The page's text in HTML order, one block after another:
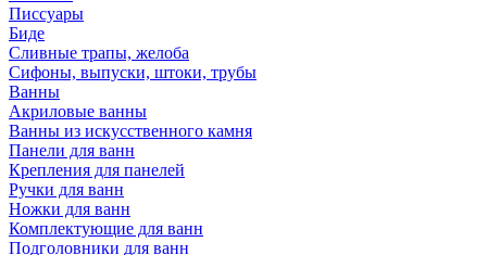
Писсуары
Биде
Сливные трапы, желоба
Сифоны, выпуски, штоки, трубы
Ванны
Акриловые ванны
Ванны из искусственного камня
Панели для ванн
Крепления для панелей
Ручки для ванн
Ножки для ванн
Комплектующие для ванн
Подголовники для ванн